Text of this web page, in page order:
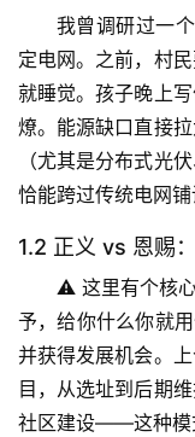
我曾调研过一
定电网。之前，村
就睡觉。孩子晚上
燎。 能源缺口直接
（尤其是分布式光
恰能跨过传统电网铺
1.2 正义 vs 恩赐
⚠️ 这里有个核
予，给你什么你就
并获得发展机会。
目，从选址到后期
社区建设——这种模